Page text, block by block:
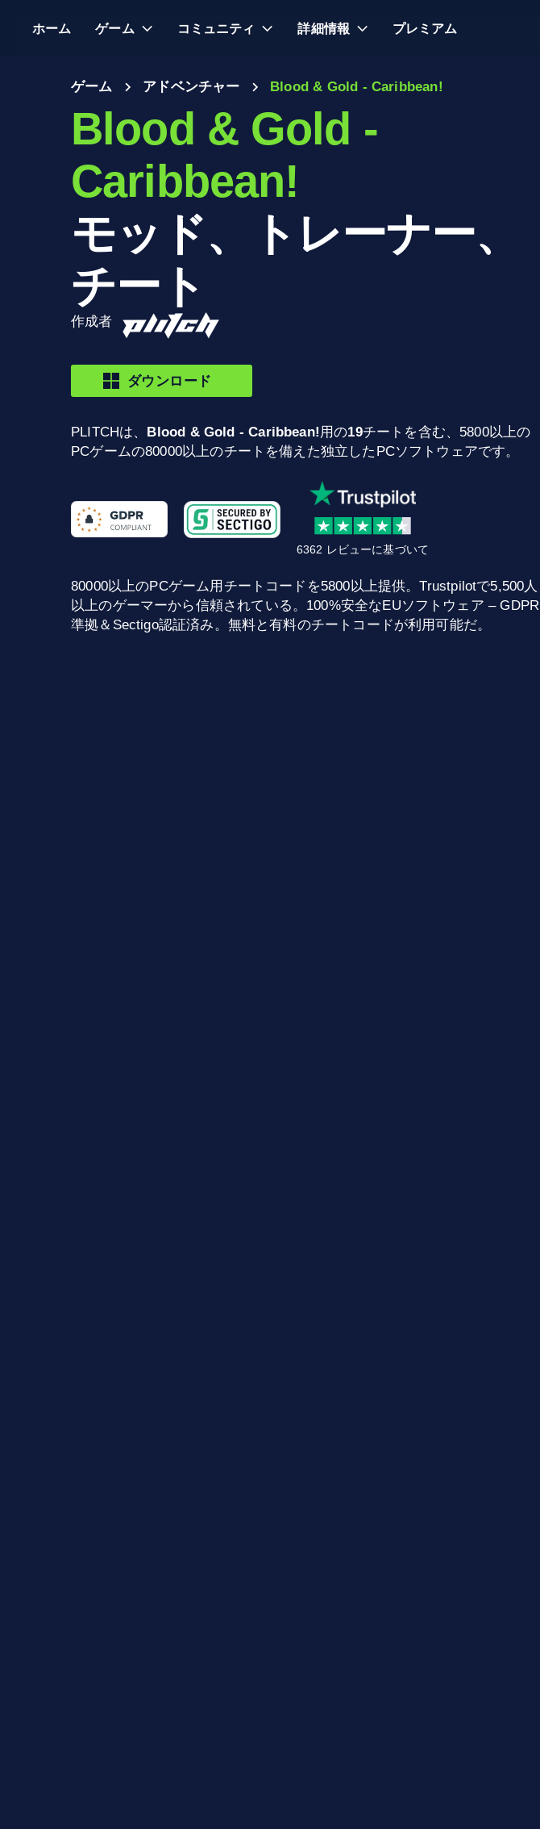
ホーム ゲーム コミュニティ 詳細情報 プレミアム
ゲーム アドベンチャー Blood & Gold - Caribbean!
Blood & Gold -
Caribbean!
モッド、トレーナー、
チート
作成者
ダウンロード
PLITCHは、 Blood & Gold - Caribbean!用の19チートを含む、5800以上の
PCゲームの80000以上のチートを備えた独立したPCソフトウェアです。
6362 レビューに基づいて
80000以上のPCゲーム用チートコードを5800以上提供。Trustpilotで5,500人
以上のゲーマーから信頼されている。100%安全なEUソフトウェア – GDPR
準拠＆Sectigo認証済み。無料と有料のチートコードが利用可能だ。